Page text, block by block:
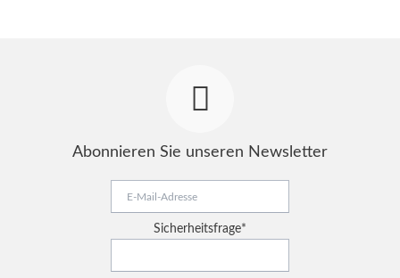
Abonnieren Sie unseren Newsletter
Adresse
Pflichtfeld
Sicherheitsfrage*